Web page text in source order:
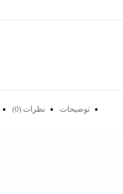
توضیحات نظرات (0)